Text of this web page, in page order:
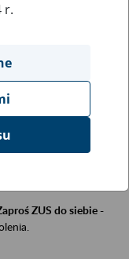
urzędu.
ZUS do siebie -
r.